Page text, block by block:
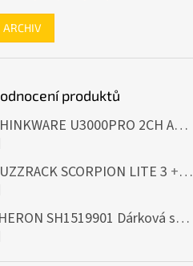
ARCHIV
produktů
THINKWARE U3000PRO 2CH Autokamera 4K+2K, HDR, WiFi, GPS, BT, mikrovlnné senzory
produktu je 5 z 5 hvězdiček.
SCORPION LITE 3 + Cashback 500 Kč jako dodatečná sleva za platbu předem
produktu je 5 z 5 hvězdiček.
SHERON SH1519901 Dárková sada EXTERIÉR
produktu je 5 z 5 hvězdiček.